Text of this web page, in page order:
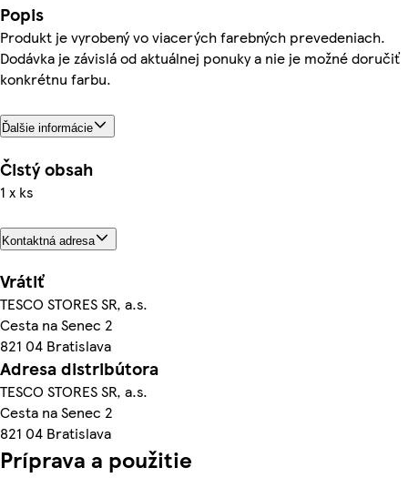
Popis
Produkt je vyrobený vo viacerých farebných prevedeniach.
Dodávka je závislá od aktuálnej ponuky a nie je možné doručiť
konkrétnu farbu.
Ďalšie informácie
Čistý obsah
1 x ks
Kontaktná adresa
Vrátiť
TESCO STORES SR, a.s.
Cesta na Senec 2
821 04 Bratislava
Adresa distribútora
TESCO STORES SR, a.s.
Cesta na Senec 2
821 04 Bratislava
Príprava a použitie